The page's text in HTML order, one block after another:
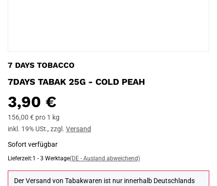
7 DAYS TOBACCO
7DAYS TABAK 25G - COLD PEAH
3,90 €
156,00 € pro 1 kg
inkl. 19% USt., zzgl. Versand
Sofort verfügbar
Lieferzeit:1 - 3 Werktage(DE - Ausland abweichend)
Der Versand von Tabakwaren ist nur innerhalb Deutschlands